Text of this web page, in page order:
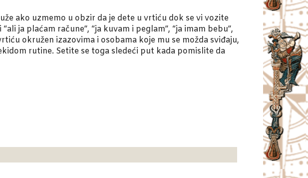
ako uzmemo u obzir da je dete u vrtiću dok se vi vozite
ja plaćam račune”, “ja kuvam i peglam”, “ja imam bebu”,
okružen izazovima i osobama koje mu se možda sviđaju,
rutine. Setite se toga sledeći put kada pomislite da